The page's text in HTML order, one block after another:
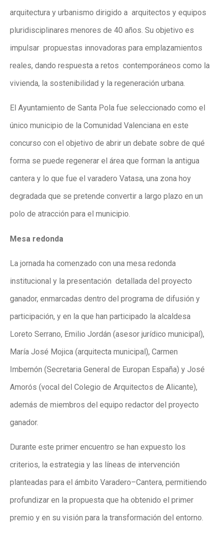
arquitectura y urbanismo dirigido a arquitectos y equipos
pluridisciplinares menores de 40 años. Su objetivo es
impulsar propuestas innovadoras para emplazamientos
reales, dando respuesta a retos contemporáneos como la
vivienda, la sostenibilidad y la regeneración urbana.
El Ayuntamiento de Santa Pola fue seleccionado como el
único municipio de la Comunidad Valenciana en este
concurso con el objetivo de abrir un debate sobre de qué
forma se puede regenerar el área que forman la antigua
cantera y lo que fue el varadero Vatasa, una zona hoy
degradada que se pretende convertir a largo plazo en un
polo de atracción para el municipio.
Mesa redonda
La jornada ha comenzado con una mesa redonda
institucional y la presentación detallada del proyecto
ganador, enmarcadas dentro del programa de difusión y
participación, y en la que han participado la alcaldesa
Loreto Serrano, Emilio Jordán (asesor jurídico municipal),
María José Mojica (arquitecta municipal), Carmen
Imbernón (Secretaria General de Europan España) y José
Amorós (vocal del Colegio de Arquitectos de Alicante),
además de miembros del equipo redactor del proyecto
ganador.
Durante este primer encuentro se han expuesto los
criterios, la estrategia y las líneas de intervención
planteadas para el ámbito Varadero–Cantera, permitiendo
profundizar en la propuesta que ha obtenido el primer
premio y en su visión para la transformación del entorno.